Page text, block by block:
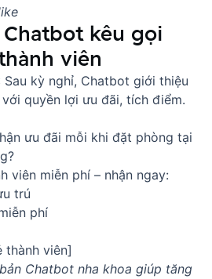
kêu gọi
viên
Sau kỳ nghỉ, Chatbot giới thiệu
quyền lợi ưu đãi, tích điểm.
ưu đãi mỗi khi đặt phòng tại
viên miễn phí – nhận ngay:
trú
phí
thành viên]
Chatbot nha khoa giúp tăng